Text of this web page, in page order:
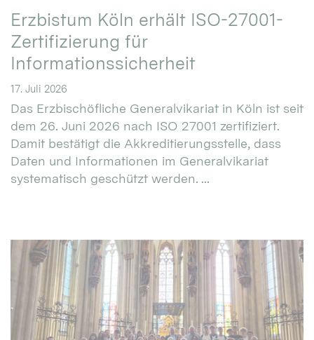
Erzbistum Köln erhält ISO-27001-
Zertifizierung für
Informationssicherheit
17. Juli 2026
Das Erzbischöfliche Generalvikariat in Köln ist seit
dem 26. Juni 2026 nach ISO 27001 zertifiziert.
Damit bestätigt die Akkreditierungsstelle, dass
Daten und Informationen im Generalvikariat
systematisch geschützt werden. ...